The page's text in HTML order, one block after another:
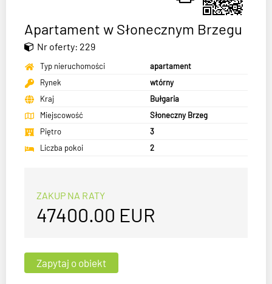
Apartament w Słonecznym Brzegu
Nr oferty: 229
Typ nieruchomości
apartament
Rynek
wtórny
Kraj
Bułgaria
Miejscowość
Słoneczny Brzeg
Piętro
3
Liczba pokoi
2
ZAKUP NA RATY
47400.00 EUR